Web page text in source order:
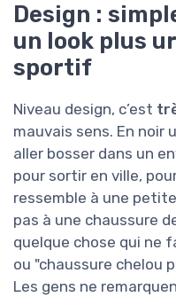
Design :
un look plus
sportif
Niveau design, c’est
mauvais sens. En noir
aller bosser dans un
pour sortir en ville,
ressemble à une
pas à une chaussure
quelque chose qui ne
ou "chaussure chelou
Les gens ne